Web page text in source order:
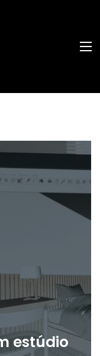
estúdio